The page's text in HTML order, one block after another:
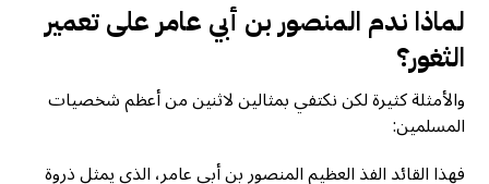
لماذا ندم المنصور بن أبي عامر على تعمير
الثغور؟
والأمثلة كثيرة لكن نكتفي بمثالين لاثنين من أعظم شخصيات
المسلمين:
فهذا القائد الفذ العظيم المنصور بن أبي عامر، الذي يمثل ذروة